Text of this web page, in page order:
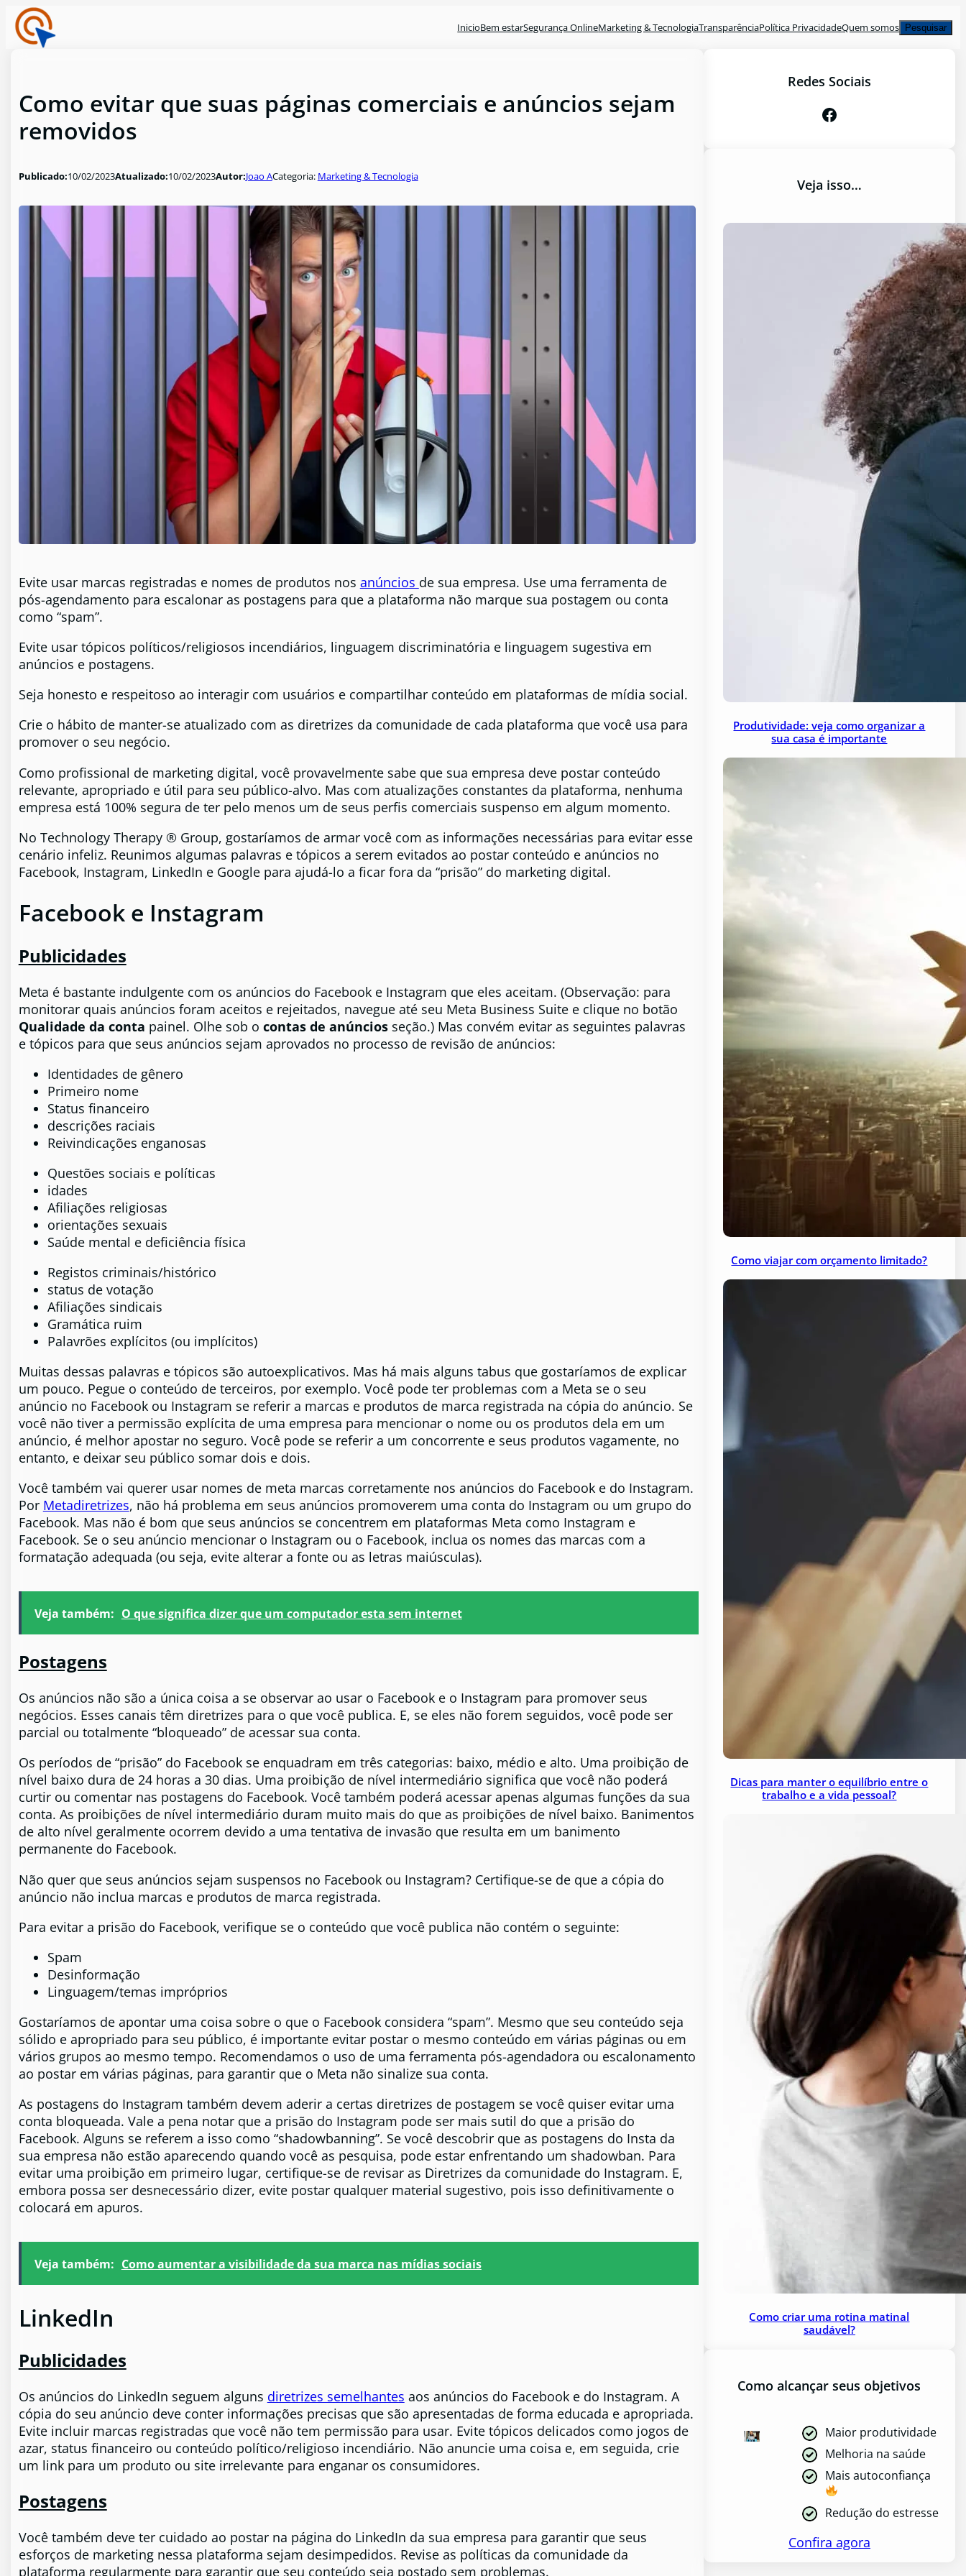
InicioBem estarSegurança OnlineMarketing & TecnologiaTransparênciaPolítica PrivacidadeQuem somosPesquisar
Pesquisar
Como evitar que suas páginas comerciais e anúncios sejam
removidos
Publicado:10/02/2023Atualizado:10/02/2023Autor:Joao ACategoria: Marketing & Tecnologia
Evite usar marcas registradas e nomes de produtos nos anúncios de sua empresa. Use uma ferramenta de
pós-agendamento para escalonar as postagens para que a plataforma não marque sua postagem ou conta
como “spam”.
Evite usar tópicos políticos/religiosos incendiários, linguagem discriminatória e linguagem sugestiva em
anúncios e postagens.
Seja honesto e respeitoso ao interagir com usuários e compartilhar conteúdo em plataformas de mídia social.
Crie o hábito de manter-se atualizado com as diretrizes da comunidade de cada plataforma que você usa para
promover o seu negócio.
Como profissional de marketing digital, você provavelmente sabe que sua empresa deve postar conteúdo
relevante, apropriado e útil para seu público-alvo. Mas com atualizações constantes da plataforma, nenhuma
empresa está 100% segura de ter pelo menos um de seus perfis comerciais suspenso em algum momento.
No Technology Therapy ® Group, gostaríamos de armar você com as informações necessárias para evitar esse
cenário infeliz. Reunimos algumas palavras e tópicos a serem evitados ao postar conteúdo e anúncios no
Facebook, Instagram, LinkedIn e Google para ajudá-lo a ficar fora da “prisão” do marketing digital.
Facebook e Instagram
Publicidades
Meta é bastante indulgente com os anúncios do Facebook e Instagram que eles aceitam. (Observação: para
monitorar quais anúncios foram aceitos e rejeitados, navegue até seu Meta Business Suite e clique no botão
Qualidade da conta painel. Olhe sob o contas de anúnciosseção.) Mas convém evitar as seguintes palavras
e tópicos para que seus anúncios sejam aprovados no processo de revisão de anúncios:
Identidades de gênero
Primeiro nome
Status financeiro
descrições raciais
Reivindicações enganosas
Questões sociais e políticas
idades
Afiliações religiosas
orientações sexuais
Saúde mental e deficiência física
Registos criminais/histórico
status de votação
Afiliações sindicais
Gramática ruim
Palavrões explícitos (ou implícitos)
Muitas dessas palavras e tópicos são autoexplicativos. Mas há mais alguns tabus que gostaríamos de explicar
um pouco. Pegue o conteúdo de terceiros, por exemplo. Você pode ter problemas com a Meta se o seu
anúncio no Facebook ou Instagram se referir a marcas e produtos de marca registrada na cópia do anúncio. Se
você não tiver a permissão explícita de uma empresa para mencionar o nome ou os produtos dela em um
anúncio, é melhor apostar no seguro. Você pode se referir a um concorrente e seus produtos vagamente, no
entanto, e deixar seu público somar dois e dois.
Você também vai querer usar nomes de meta marcas corretamente nos anúncios do Facebook e do Instagram.
Por Metadiretrizes, não há problema em seus anúncios promoverem uma conta do Instagram ou um grupo do
Facebook. Mas não é bom que seus anúncios se concentrem em plataformas Meta como Instagram e
Facebook. Se o seu anúncio mencionar o Instagram ou o Facebook, inclua os nomes das marcas com a
formatação adequada (ou seja, evite alterar a fonte ou as letras maiúsculas).
Veja também: O que significa dizer que um computador esta sem internet
Postagens
Os anúncios não são a única coisa a se observar ao usar o Facebook e o Instagram para promover seus
negócios. Esses canais têm diretrizes para o que você publica. E, se eles não forem seguidos, você pode ser
parcial ou totalmente “bloqueado” de acessar sua conta.
Os períodos de “prisão” do Facebook se enquadram em três categorias: baixo, médio e alto. Uma proibição de
nível baixo dura de 24 horas a 30 dias. Uma proibição de nível intermediário significa que você não poderá
curtir ou comentar nas postagens do Facebook. Você também poderá acessar apenas algumas funções da sua
conta. As proibições de nível intermediário duram muito mais do que as proibições de nível baixo. Banimentos
de alto nível geralmente ocorrem devido a uma tentativa de invasão que resulta em um banimento
permanente do Facebook.
Não quer que seus anúncios sejam suspensos no Facebook ou Instagram? Certifique-se de que a cópia do
anúncio não inclua marcas e produtos de marca registrada.
Para evitar a prisão do Facebook, verifique se o conteúdo que você publica não contém o seguinte:
Spam
Desinformação
Linguagem/temas impróprios
Gostaríamos de apontar uma coisa sobre o que o Facebook considera “spam”. Mesmo que seu conteúdo seja
sólido e apropriado para seu público, é importante evitar postar o mesmo conteúdo em várias páginas ou em
vários grupos ao mesmo tempo. Recomendamos o uso de uma ferramenta pós-agendadora ou escalonamento
ao postar em várias páginas, para garantir que o Meta não sinalize sua conta.
As postagens do Instagram também devem aderir a certas diretrizes de postagem se você quiser evitar uma
conta bloqueada. Vale a pena notar que a prisão do Instagram pode ser mais sutil do que a prisão do
Facebook. Alguns se referem a isso como “shadowbanning”. Se você descobrir que as postagens do Insta da
sua empresa não estão aparecendo quando você as pesquisa, pode estar enfrentando um shadowban. Para
evitar uma proibição em primeiro lugar, certifique-se de revisar as Diretrizes da comunidade do Instagram. E,
embora possa ser desnecessário dizer, evite postar qualquer material sugestivo, pois isso definitivamente o
colocará em apuros.
Veja também: Como aumentar a visibilidade da sua marca nas mídias sociais
LinkedIn
Publicidades
Os anúncios do LinkedIn seguem alguns diretrizes semelhantes aos anúncios do Facebook e do Instagram. A
cópia do seu anúncio deve conter informações precisas que são apresentadas de forma educada e apropriada.
Evite incluir marcas registradas que você não tem permissão para usar. Evite tópicos delicados como jogos de
azar, status financeiro ou conteúdo político/religioso incendiário. Não anuncie uma coisa e, em seguida, crie
um link para um produto ou site irrelevante para enganar os consumidores.
Postagens
Você também deve ter cuidado ao postar na página do LinkedIn da sua empresa para garantir que seus
esforços de marketing nessa plataforma sejam desimpedidos. Revise as políticas da comunidade da
plataforma regularmente para garantir que seu conteúdo seja postado sem problemas.
Redes Sociais
Facebook
Veja isso…
Produtividade: veja como organizar a
sua casa é importante
Como viajar com orçamento limitado?
Dicas para manter o equilíbrio entre o
trabalho e a vida pessoal?
Como criar uma rotina matinal
saudável?
Como alcançar seus objetivos
Maior produtividade
Melhoria na saúde
Mais autoconfiança
Redução do estresse
Confira agora